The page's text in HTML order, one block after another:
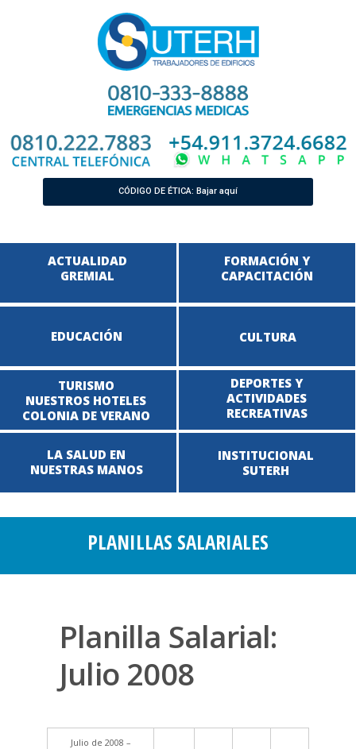
CÓDIGO DE ÉTICA: Bajar aquí
ACTUALIDAD
GREMIAL
EDUCACIÓN CULTURA
TURISMO
NUESTROS HOTELES
COLONIA DE VERANO
DEPORTES Y
ACTIVIDADES
RECREATIVAS
LA SALUD EN
NUESTRAS MANOS
INSTITUCIONAL
SUTERH
FORMACIÓN Y
CAPACITACIÓN
PLANILLAS SALARIALES
Planilla Salarial:
Julio 2008
Julio de 2008 –